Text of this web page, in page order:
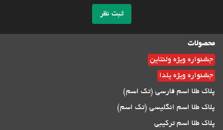
ثبت نظر
محصولات
جشنواره ویژه ولنتاین
جشنواره ویژه یلدا
پلاک طلا اسم فارسی (تک اسم)
پلاک طلا اسم انگلیسی (تک اسم)
پلاک طلا اسم ترکیبی